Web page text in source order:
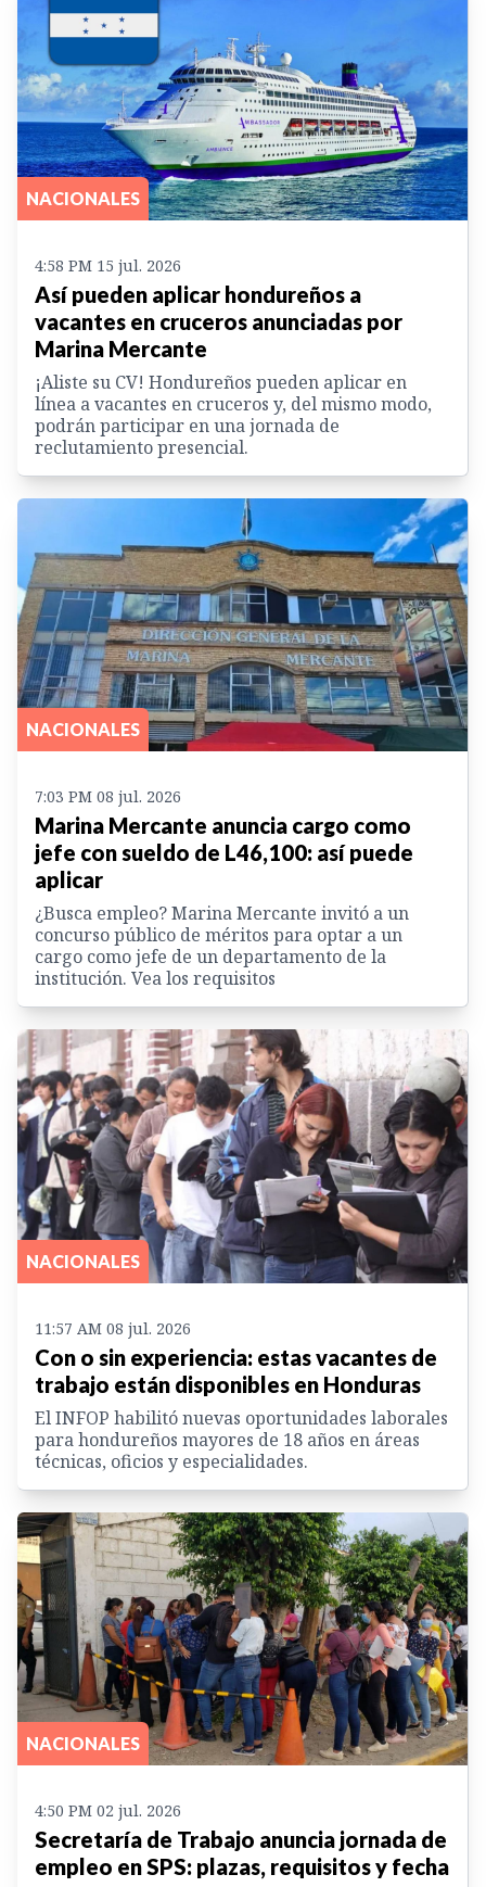
NACIONALES
4:58 PM 15 jul. 2026
Así pueden aplicar hondureños a
vacantes en cruceros anunciadas por
Marina Mercante
¡Aliste su CV! Hondureños pueden aplicar en
línea a vacantes en cruceros y, del mismo modo,
podrán participar en una jornada de
reclutamiento presencial.
NACIONALES
7:03 PM 08 jul. 2026
Marina Mercante anuncia cargo como
jefe con sueldo de L46,100: así puede
aplicar
¿Busca empleo? Marina Mercante invitó a un
concurso público de méritos para optar a un
cargo como jefe de un departamento de la
institución. Vea los requisitos
NACIONALES
11:57 AM 08 jul. 2026
Con o sin experiencia: estas vacantes de
trabajo están disponibles en Honduras
El INFOP habilitó nuevas oportunidades laborales
para hondureños mayores de 18 años en áreas
técnicas, oficios y especialidades.
NACIONALES
4:50 PM 02 jul. 2026
Secretaría de Trabajo anuncia jornada de
empleo en SPS: plazas, requisitos y fecha